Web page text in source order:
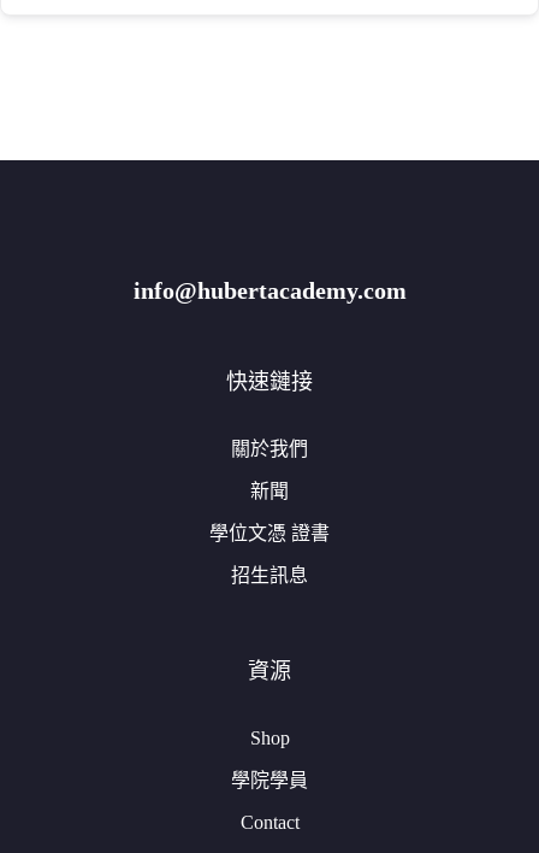
info@hubertacademy.com
快速鏈接
關於我們
新聞
學位文憑 證書
招生訊息
資源
Shop
學院學員
Contact